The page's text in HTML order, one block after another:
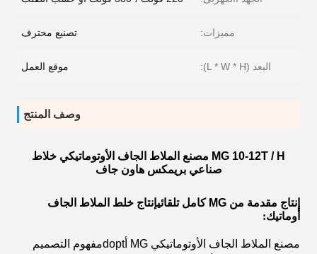
مميزات: تصنيع محترف
البعد (L * W * H): موقع العمل
وصف المنتج
MG 10-12T / H مصنع الملاط الجاف الأوتوماتيكي خلاط
صناعي بريمكس هاون جاف
إنتاج مقدمة من MG كامل تلقائيإنتاج خلط الملاط الجاف
أوماتيك:
مصنع الملاط الجاف الأوتوماتيكي MG أ doptمفهوم التصميم